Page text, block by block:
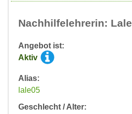
Nachhilfelehrerin: Lale
Angebot ist:
Aktiv
Alias:
lale05
Geschlecht / Alter: